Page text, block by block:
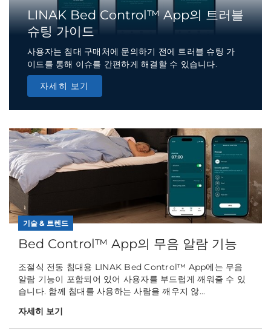
LINAK Bed Control™ App의 트러블
슈팅 가이드
사용자는 침대 구매처에 문의하기 전에 트러블 슈팅 가
이드를 통해 이슈를 간편하게 해결할 수 있습니다.
자세히 보기
기술 & 트렌드
Bed Control™ App의 무음 알람 기능
조절식 전동 침대용 LINAK Bed Control™ App에는 무음
알람 기능이 포함되어 있어 사용자를 부드럽게 깨워줄 수 있
습니다. 함께 침대를 사용하는 사람을 깨우지 않...
자세히 보기